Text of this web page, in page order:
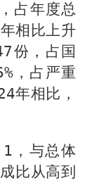
占年度总
年相比上升
份，占国
，占严重
年相比，
，与总体
比从高到